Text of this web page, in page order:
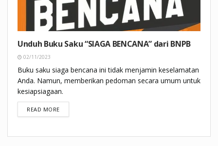
Unduh Buku Saku “SIAGA BENCANA” dari BNPB
02/11/2023
Buku saku siaga bencana ini tidak menjamin keselamatan
Anda. Namun, memberikan pedoman secara umum untuk
kesiapsiagaan.
READ MOREDETAILS